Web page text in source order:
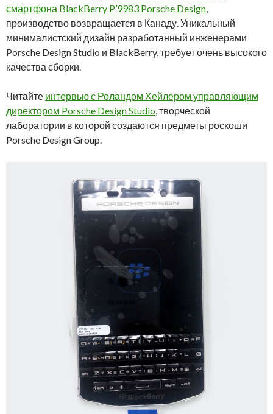
смартфона BlackBerry P’9983 Porsche Design,
производство возвращается в Канаду. Уникальный
минималистский дизайн разработанный инженерами
Porsche Design Studio и BlackBerry, требует очень высокого
качества сборки.
Читайте интервью с Роландом Хейлером управляющим
директором Porsche Design Studio, творческой
лаборатории в которой создаются предметы роскоши
Porsche Design Group.